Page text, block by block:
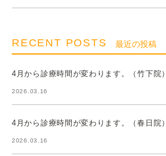
RECENT POSTS 最近の投稿
4月から診療時間が変わります。（竹下院）
2026.03.16
4月から診療時間が変わります。（春日院）
2026.03.16